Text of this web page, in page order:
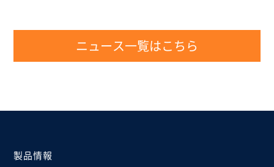
ニュース一覧はこちら
製品情報